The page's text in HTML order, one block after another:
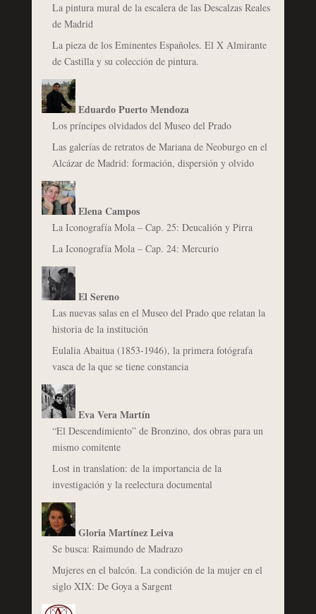
La pintura mural de la escalera de las Descalzas Reales
de Madrid
La pieza de los Eminentes Españoles. El X Almirante
de Castilla y su colección de pintura.
Eduardo Puerto Mendoza
Los príncipes olvidados del Museo del Prado
Las galerías de retratos de Mariana de Neoburgo en el
Alcázar de Madrid: formación, dispersión y olvido
Elena Campos
La Iconografía Mola – Cap. 25: Deucalión y Pirra
La Iconografía Mola – Cap. 24: Mercurio
El Sereno
Las nuevas salas en el Museo del Prado que relatan la
historia de la institución
Eulalia Abaitua (1853-1946), la primera fotógrafa
vasca de la que se tiene constancia
Eva Vera Martín
“El Descendimiento” de Bronzino, dos obras para un
mismo comitente
Lost in translation: de la importancia de la
investigación y la reelectura documental
Gloria Martínez Leiva
Se busca: Raimundo de Madrazo
Mujeres en el balcón. La condición de la mujer en el
siglo XIX: De Goya a Sargent